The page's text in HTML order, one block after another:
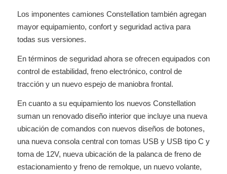
Los imponentes camiones Constellation también agregan
mayor equipamiento, confort y seguridad activa para
todas sus versiones.
En términos de seguridad ahora se ofrecen equipados con
control de estabilidad, freno electrónico, control de
tracción y un nuevo espejo de maniobra frontal.
En cuanto a su equipamiento los nuevos Constellation
suman un renovado diseño interior que incluye una nueva
ubicación de comandos con nuevos diseños de botones,
una nueva consola central con tomas USB y USB tipo C y
toma de 12V, nueva ubicación de la palanca de freno de
estacionamiento y freno de remolque, un nuevo volante,